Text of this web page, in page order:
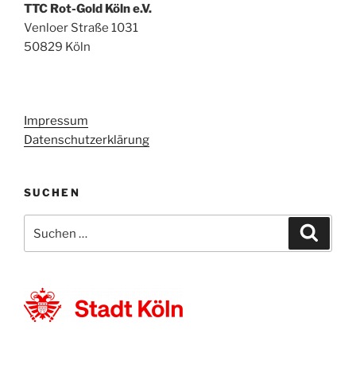
TTC Rot-Gold Köln e.V.
Venloer Straße 1031
50829 Köln
Impressum
Datenschutzerklärung
SUCHEN
nach: